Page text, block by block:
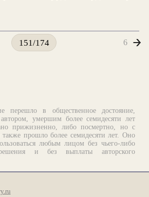
151/174 6
перешло в общественное достояние,
умершим более семидесяти лет
прижизненно, либо посмертно, но с
прошло более семидесяти лет. Оно
любым лицом без чьего-либо
и без выплаты авторского